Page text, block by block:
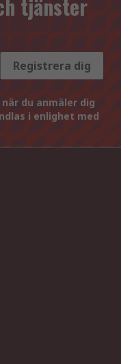
tjänster
Registrera dig
du anmäler dig
i enlighet med